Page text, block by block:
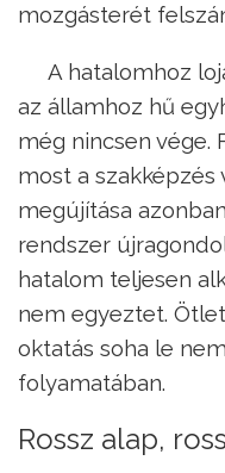
mozgásterét
A hatalomhoz
az államhoz hű
még nincsen vége.
most a szakképzés
megújítása
rendszer
hatalom teljesen
nem egyeztet.
oktatás soha le
folyamatában.
Rossz alap,